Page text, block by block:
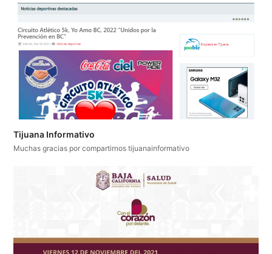
Tijuana Informativo
Muchas gracias por compartirnos tijuanainformativo